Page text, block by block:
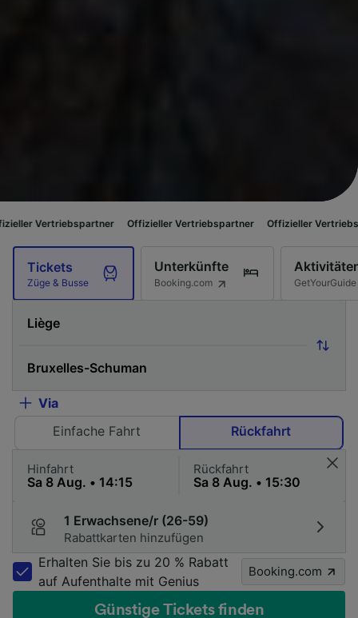
Offizieller Vertriebspartner Offizieller Vertriebspartner
Tickets
Züge & Busse
Unterkünfte
Booking.com GetYourGuide
Via
Einfache Fahrt
Rückfahrt
Hinfahrt Rückfahrt
1 Erwachsene/r (26-59)
Rabattkarten hinzufügen
Erhalten Sie bis zu 20 % Rabatt
auf Aufenthalte mit Genius
Booking.com
Günstige Tickets finden